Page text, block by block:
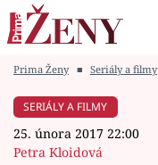
Módní alarm
Prima Ženy ■ Seriály a filmy
SERIÁLY A FILMY
25. února 2017 22:00
Petra Kloidová